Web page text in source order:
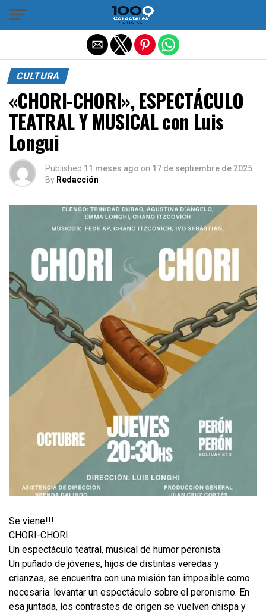
CULTURA
«CHORI-CHORI», ESPECTÁCULO
TEATRAL Y MUSICAL con Luis
Longui
Published 11 meses ago on 17 de septiembre de 2025
By Redacción
Se viene!!!
CHORI-CHORI
Un espectáculo teatral, musical de humor peronista.
Un puñado de jóvenes, hijos de distintas veredas y
crianzas, se encuentra con una misión tan imposible como
necesaria: levantar un espectáculo sobre el peronismo. En
esa juntada, los contrastes de origen se vuelven chispa y
Salir de la versión móvil